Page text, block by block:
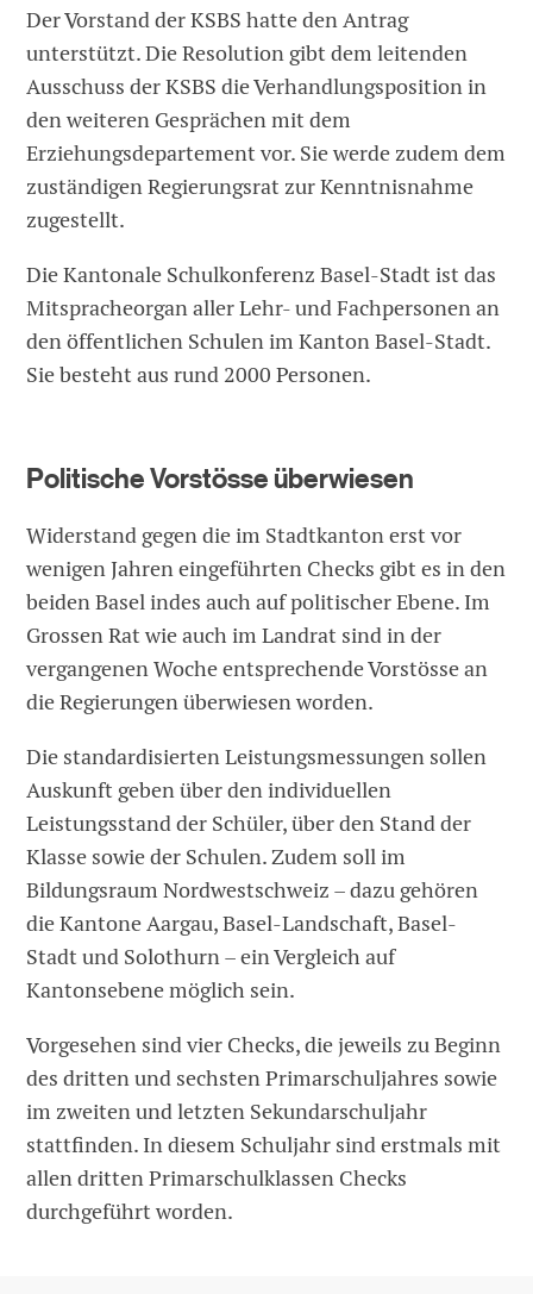
Der Vorstand der KSBS hatte den Antrag
unterstützt. Die Resolution gibt dem leitenden
Ausschuss der KSBS die Verhandlungsposition in
den weiteren Gesprächen mit dem
Erziehungsdepartement vor. Sie werde zudem dem
zuständigen Regierungsrat zur Kenntnisnahme
zugestellt.
Die Kantonale Schulkonferenz Basel-Stadt ist das
Mitspracheorgan aller Lehr- und Fachpersonen an
den öffentlichen Schulen im Kanton Basel-Stadt.
Sie besteht aus rund 2000 Personen.
Politische Vorstösse überwiesen
Widerstand gegen die im Stadtkanton erst vor
wenigen Jahren eingeführten Checks gibt es in den
beiden Basel indes auch auf politischer Ebene. Im
Grossen Rat wie auch im Landrat sind in der
vergangenen Woche entsprechende Vorstösse an
die Regierungen überwiesen worden.
Die standardisierten Leistungsmessungen sollen
Auskunft geben über den individuellen
Leistungsstand der Schüler, über den Stand der
Klasse sowie der Schulen. Zudem soll im
Bildungsraum Nordwestschweiz – dazu gehören
die Kantone Aargau, Basel-Landschaft, Basel-
Stadt und Solothurn – ein Vergleich auf
Kantonsebene möglich sein.
Vorgesehen sind vier Checks, die jeweils zu Beginn
des dritten und sechsten Primarschuljahres sowie
im zweiten und letzten Sekundarschuljahr
stattfinden. In diesem Schuljahr sind erstmals mit
allen dritten Primarschulklassen Checks
durchgeführt worden.